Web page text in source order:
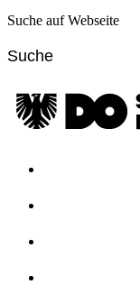
Suche auf Webseite